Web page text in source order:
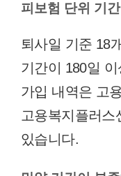
피보험 단위 기
퇴사일 기준 18
기간이 180일
가입 내역은 고
고용복지플러스
있습니다.